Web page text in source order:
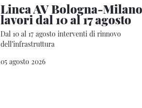
Linea AV Bologna-
lavori dal 10 al 17 agosto
Dal 10 al 17 agosto interventi di rinnovo
dell’infrastruttura
05 agosto 2026